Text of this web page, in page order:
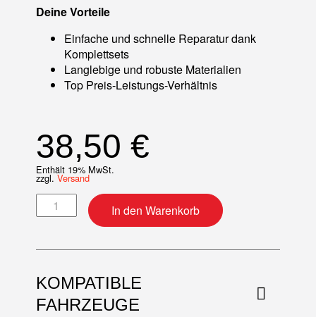
Deine Vorteile
Einfache und schnelle Reparatur dank
Komplettsets
Langlebige und robuste Materialien
Top Preis-Leistungs-Verhältnis
38,50 €
Enthält 19% MwSt.
zzgl. Versand
Lenkkopflager-Kit MengeIn den Warenkorb
KOMPATIBLE
FAHRZEUGE